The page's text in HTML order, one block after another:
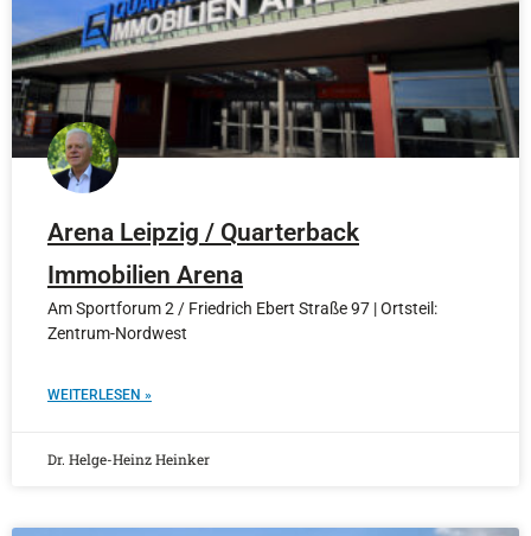
Arena Leipzig / Quarterback
Immobilien Arena
Am Sportforum 2 / Friedrich Ebert Straße 97 | Ortsteil:
Zentrum-Nordwest
WEITERLESEN »
Dr. Helge-Heinz Heinker